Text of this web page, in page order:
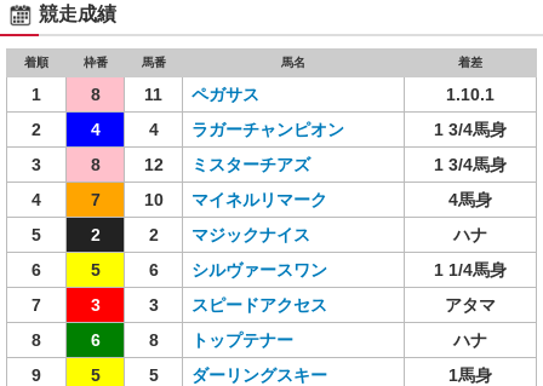
競走成績
着順 枠番 馬番 馬名 着差
1 8 11 ペガサス
1.10.1
2
4 4 ラガーチャンピオン
1 3/4馬身
3
8 12 ミスターチアズ
1 3/4馬身
4
7 10 マイネルリマーク
4馬身
5
2 2 マジックナイス
ハナ
6
5 6 シルヴァースワン
1 1/4馬身
7
3 3 スピードアクセス
アタマ
8
6 8 トップテナー
ハナ
9
5 5 ダーリングスキー
1馬身